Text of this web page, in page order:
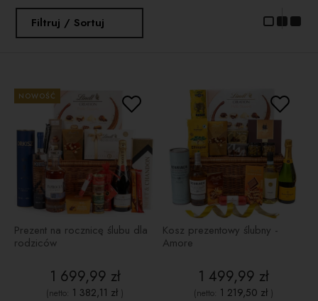
Filtruj / Sortuj
Prezent na rocznicę ślubu dla
rodziców
1 699,99 zł
(netto: 1 382,11 zł )
NOWOŚĆ
Kosz prezentowy ślubny -
Amore
1 499,99 zł
(netto: 1 219,50 zł)